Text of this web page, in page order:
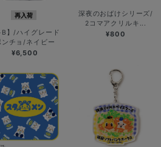
再入荷
】/ハイグレード
ンチョ/ネイビー
¥6,500
深夜のおばけシリーズ/
2コマアクリルキ...
¥800